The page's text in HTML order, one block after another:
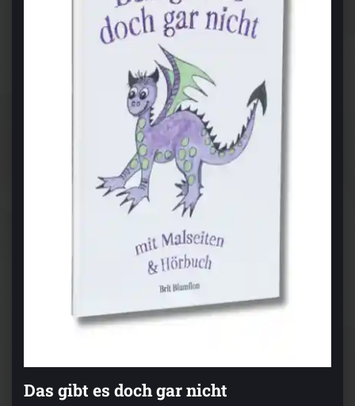
Das gibt es doch gar nicht